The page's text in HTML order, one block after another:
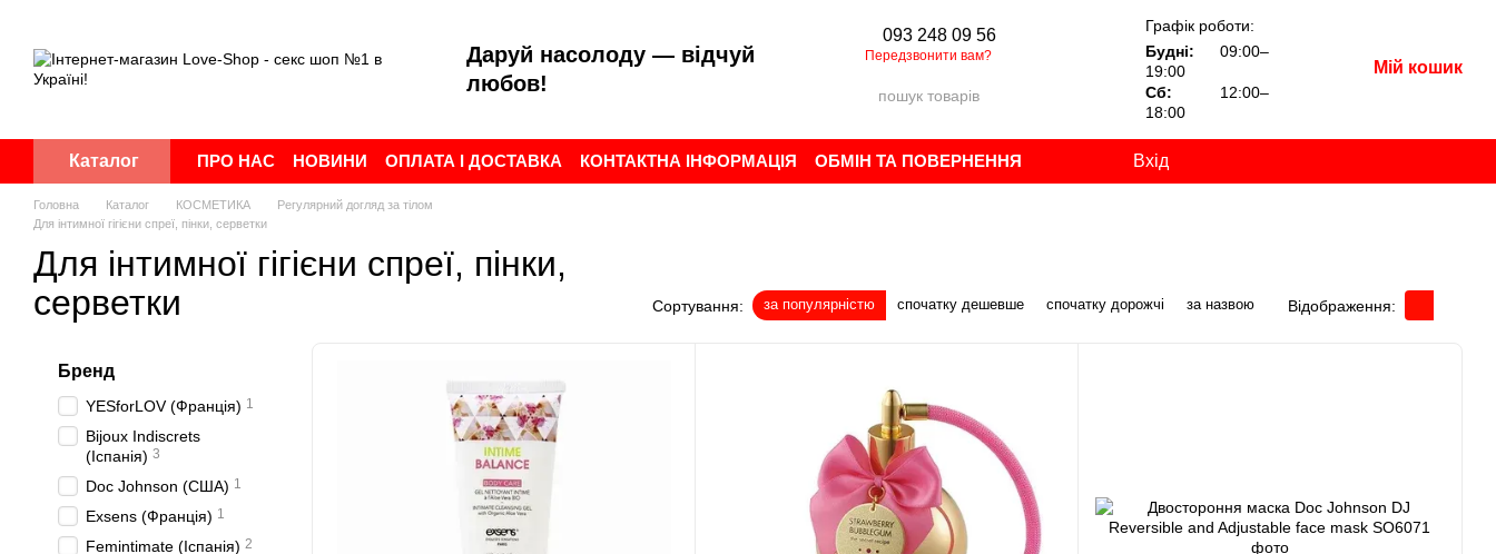
Даруй насолоду — відчуй
любов!
093 248 09 56
Передзвонити вам?
Графік роботи:
Будні:
09:00–
19:00
Сб:
12:00–
18:00
Мій кошик
Каталог ПРО НАС НОВИНИ ОПЛАТА І ДОСТАВКА КОНТАКТНА ІНФОРМАЦІЯ
ОБМІН ТА ПОВЕРНЕННЯ
ПУБЛІЧНА ОФЕРТА
УГОДА КОРИСТУВАЧА БРЕНДИ ВІДГУКИ ПРО МАГАЗИН
Вхід
Головна Каталог КОСМЕТИКА
Регулярний догляд за тілом
Для інтимної гігієни спреї, пінки, серветки
Для інтимної гігієни спреї, пінки,
серветки
Сортування: за популярністю спочатку дешевше спочатку дорожчі за назвою Відображення:
Бренд
YESforLOV (Франція) 1
Bijoux Indiscrets
(Іспанія) 3
Doc Johnson (США) 1
Exsens (Франція) 1
Femintimate (Іспанія) 2